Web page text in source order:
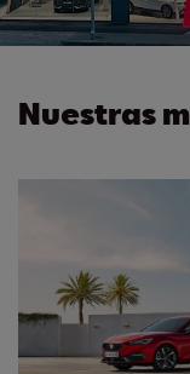
Nuestras